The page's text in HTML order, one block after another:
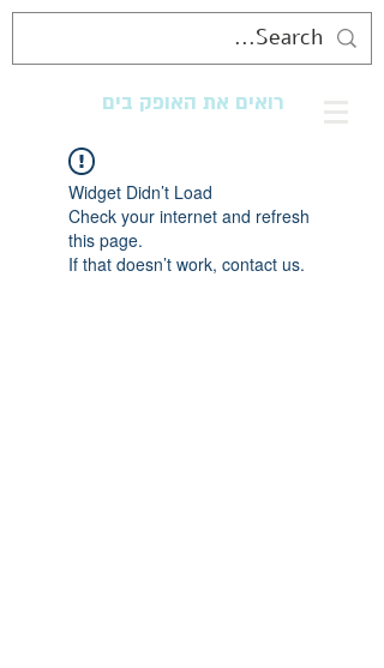
רואים את האופק בים
Widget Didn’t Load
Check your internet and refresh
this page.
If that doesn’t work, contact us.